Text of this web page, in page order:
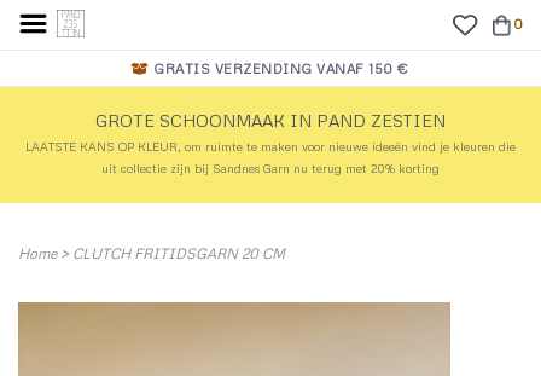
0
GRATIS VERZENDING VANAF 150 €
GROTE SCHOONMAAK IN PAND ZESTIEN
LAATSTE KANS OP KLEUR, om ruimte te maken voor nieuwe ideeën vind je kleuren die
uit collectie zijn bij Sandnes Garn nu terug met 20% korting
Home> CLUTCH FRITIDSGARN 20 CM